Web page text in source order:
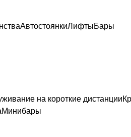
АвтостоянкиЛифтыБары
на короткие дистанции
Минибары